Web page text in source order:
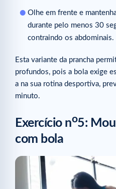
Olhe em frente e
durante pelo menos 30
contraindo os abdominais.
Esta variante da prancha
profundos, pois a bola exige
a na sua rotina desportiva,
minuto.
Exercício no5:
com bola